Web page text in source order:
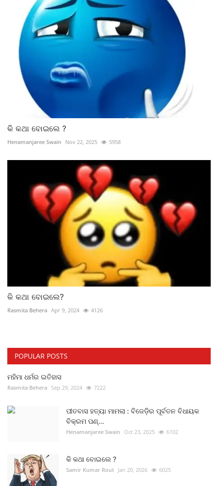
କି କଥା ବୋଇଲେ ?
Henamanjaree Swain Nov 22, 2025 5958
କି କଥା ବୋଇଲେ?
Rasmita Behera Apr 9, 2024 4126
POPULAR POSTS
ମହିମା ଧର୍ମର ଇତିହାସ
Rasmita Behera Sep 29, 2024 7222
ପୀତବାସ ହତ୍ୟା ମାମଲା : ବିଜେଡ଼ିର ପୂର୍ବତନ ବିଧାୟକ
ବିକ୍ରମ ପଣ୍...
Henamanjaree Swain Oct 23, 2025 6102
କି କଥା ବୋଇଲେ ?
Samir Kumar Rout Jan 20, 2026 6025